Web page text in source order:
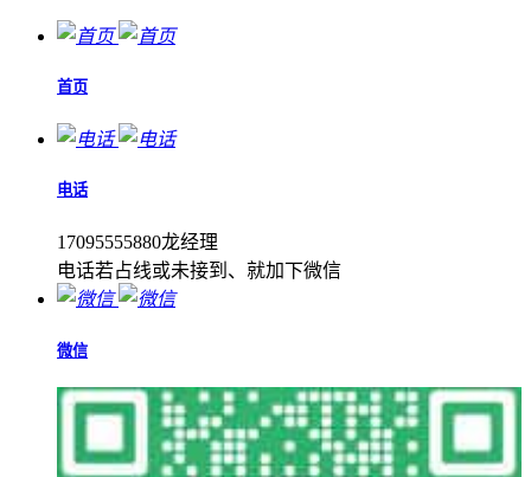
首页
电话
17095555880龙经理
电话若占线或未接到、就加下微信
微信